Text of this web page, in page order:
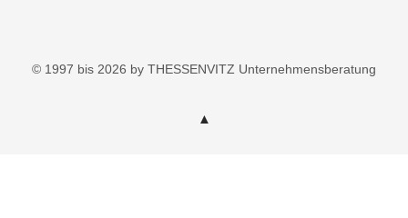
© 1997 bis 2026 by THESSENVITZ Unternehmensberatung